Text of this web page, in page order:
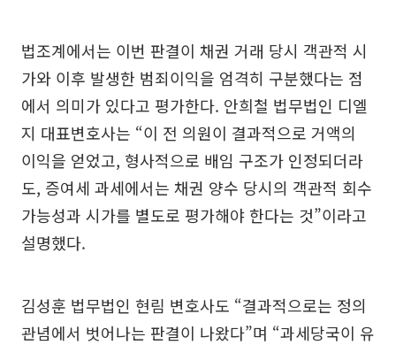
법조계에서는 이번 판결이 채권 거래 당시 객관적 시
가와 이후 발생한 범죄이익을 엄격히 구분했다는 점
에서 의미가 있다고 평가한다. 안희철 법무법인 디엘
지 대표변호사는 “이 전 의원이 결과적으로 거액의
이익을 얻었고, 형사적으로 배임 구조가 인정되더라
도, 증여세 과세에서는 채권 양수 당시의 객관적 회수
가능성과 시가를 별도로 평가해야 한다는 것”이라고
설명했다.
김성훈 법무법인 현림 변호사도 “결과적으로는 정의
관념에서 벗어나는 판결이 나왔다”며 “과세당국이 유